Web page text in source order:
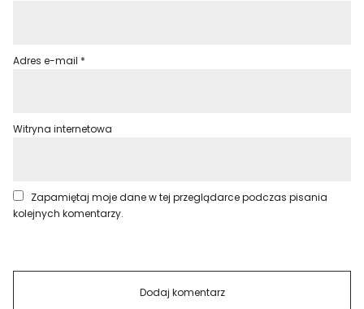
Adres e-mail *
Witryna internetowa
Zapamiętaj moje dane w tej przeglądarce podczas pisania
kolejnych komentarzy.